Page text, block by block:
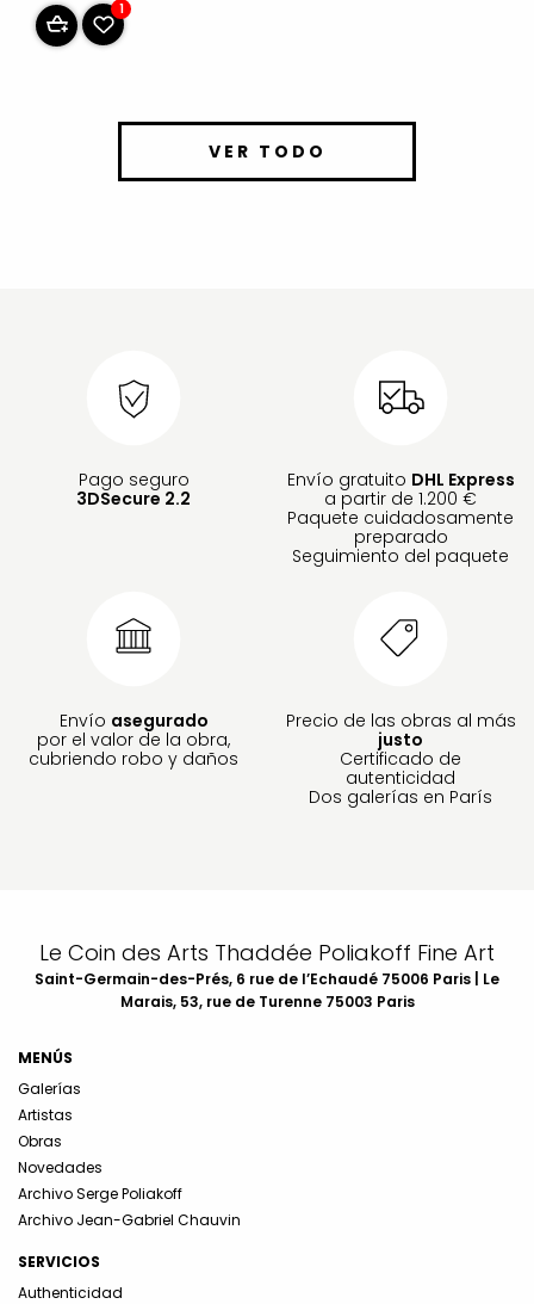
1
VER TODO
Pago seguro
3DSecure 2.2
Envío gratuito DHL Express
a partir de 1.200 €
Paquete cuidadosamente
preparado
Seguimiento del paquete
Envío asegurado
por el valor de la obra,
cubriendo robo y daños
Precio de las obras al más
justo
Certificado de
autenticidad
Dos galerías en París
Le Coin des Arts Thaddée Poliakoff Fine Art
Saint-Germain-des-Prés, 6 rue de l’Echaudé 75006 Paris | Le
Marais, 53, rue de Turenne 75003 Paris
MENÚS
Galerías
Artistas
Obras
Novedades
Archivo Serge Poliakoff
Archivo Jean-Gabriel Chauvin
SERVICIOS
Authenticidad